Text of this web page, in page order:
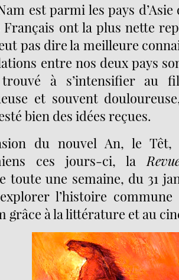
est parmi les pays
Français ont la plus nette
pas dire la meilleure
entre nos deux pays
à s’intensifier au
et souvent
bien des idées reçues.
du nouvel An, le
ces jours-ci, la
toute une semaine, du 31
l’histoire
grâce à la littérature et au